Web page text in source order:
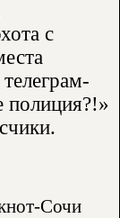
с
полиция?!»
Сочи